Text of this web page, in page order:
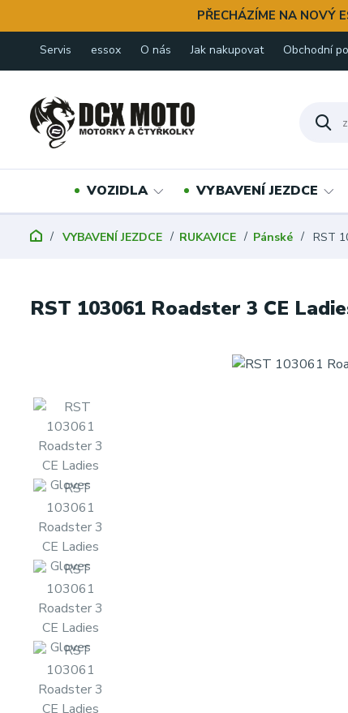
PŘECHÁZÍME NA NOVÝ
Servis essox O nás Jak nakupovat Obchodní
VOZIDLA VYBAVENÍ JEZDCE
VYBAVENÍ JEZDCE RUKAVICE Pánské RST
RST 103061 Roadster 3 CE